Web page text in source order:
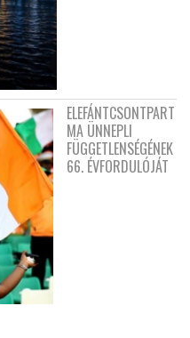
ELEFÁNTCSONTPART
MA ÜNNEPLI
FÜGGETLENSÉGÉNEK
66. ÉVFORDULÓJÁT